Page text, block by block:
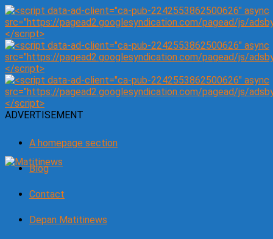
ADVERTISEMENT
A homepage section
Blog
Contact
Depan Matitinews